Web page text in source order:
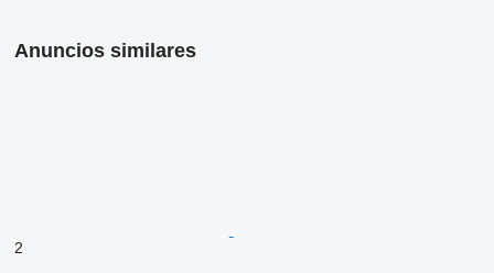
Anuncios similares
2